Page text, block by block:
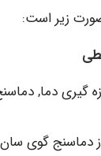
زیر است:
گیری دما,
دماسنج گوی